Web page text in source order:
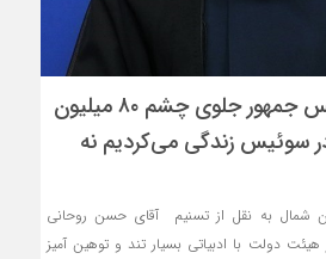
چشم‌بندی آقای رئیس جمهور جلوی چشم ۸۰ میلیون
۸ سال در سوئیس زندگی می‌کردیم نه
شمال به نقل از تسنیم آقای حسن روحانی
دولت با ادبیاتی بسیار تند و توهین آمیز